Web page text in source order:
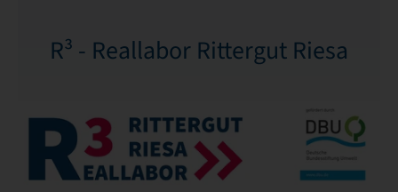
R³ - Reallabor Rittergut Riesa